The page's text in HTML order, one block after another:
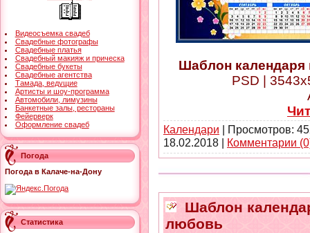
Видеосъемка свадеб
Свадебные фотографы
Свадебные платья
Свадебный макияж и прическа
Свадебные букеты
Свадебные агентства
Тамада, ведущие
Артисты и шоу-программа
Автомобили, лимузины
Банкетные залы, рестораны
Фейерверк
Оформление свадеб
Погода
Погода в Калаче-на-Дону
Статистика
Шаблон календаря
PSD |
Календари | Просмотров:
18.02.2018 | Комментарии
Шаблон
любовь